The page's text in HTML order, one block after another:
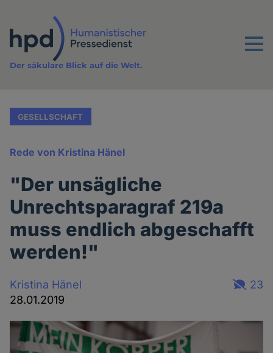
Inhalt
Menu
Der säkulare Blick auf die Welt.
GESELLSCHAFT
Rede von Kristina Hänel
"Der unsägliche
Unrechtsparagraf 219a
muss endlich abgeschafft
werden!"
Kristina Hänel
28.01.2019
23